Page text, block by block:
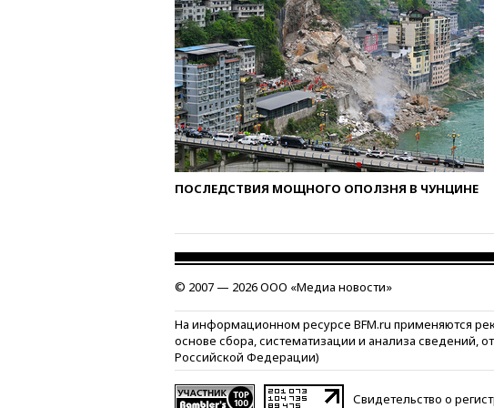
ПОСЛЕДСТВИЯ МОЩНОГО ОПОЛЗНЯ В ЧУНЦИНЕ
© 2007 — 2026 ООО «Медиа новости»
На информационном ресурсе BFM.ru применяются
основе сбора, систематизации и анализа сведений,
Российской Федерации)
Свидетельство о